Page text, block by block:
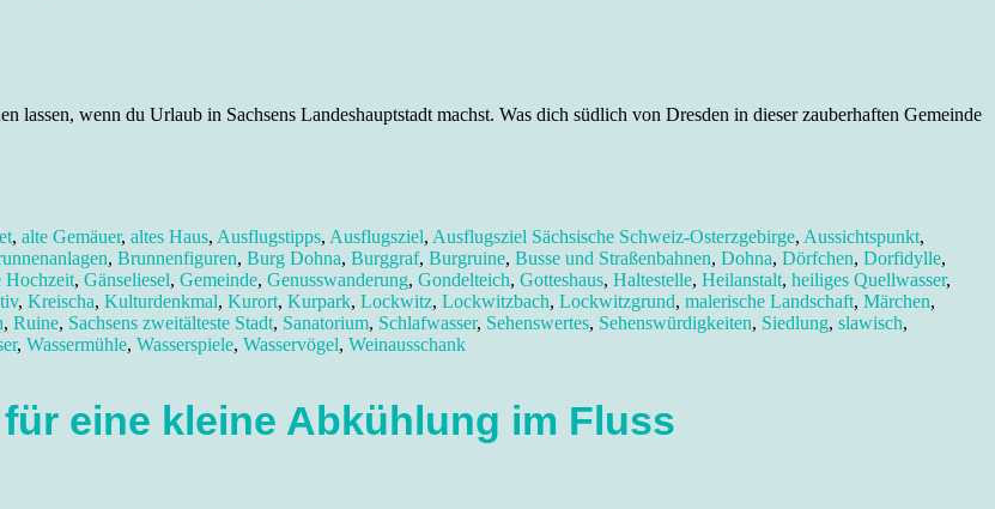
wenn du Urlaub in Sachsens Landeshauptstadt machst. Was dich südlich von Dresden in dieser zauberhaften Gemeinde
, alte Gemäuer, altes Haus, Ausflugstipps, Ausflugsziel, Ausflugsziel Sächsische Schweiz-Osterzgebirge, Aussichtspunkt,
, Brunnenfiguren, Burg Dohna, Burggraf, Burgruine, Busse und Straßenbahnen, Dohna, Dörfchen, Dorfidylle,
Hochzeit, Gänseliesel, Gemeinde, Genusswanderung, Gondelteich, Gotteshaus, Haltestelle, Heilanstalt, heiliges Quellwasser,
, Kreischa, Kulturdenkmal, Kurort, Kurpark, Lockwitz, Lockwitzbach, Lockwitzgrund, malerische Landschaft, Märchen,
, Ruine, Sachsens zweitälteste Stadt, Sanatorium, Schlafwasser, Sehenswertes, Sehenswürdigkeiten, Siedlung, slawisch,
, Wassermühle, Wasserspiele, Wasservögel, Weinausschank
eine kleine Abkühlung im Fluss